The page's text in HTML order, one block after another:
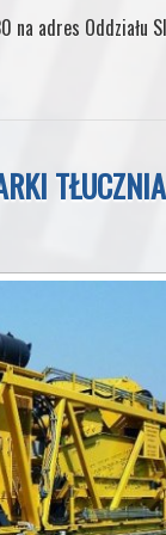
adres Oddziału